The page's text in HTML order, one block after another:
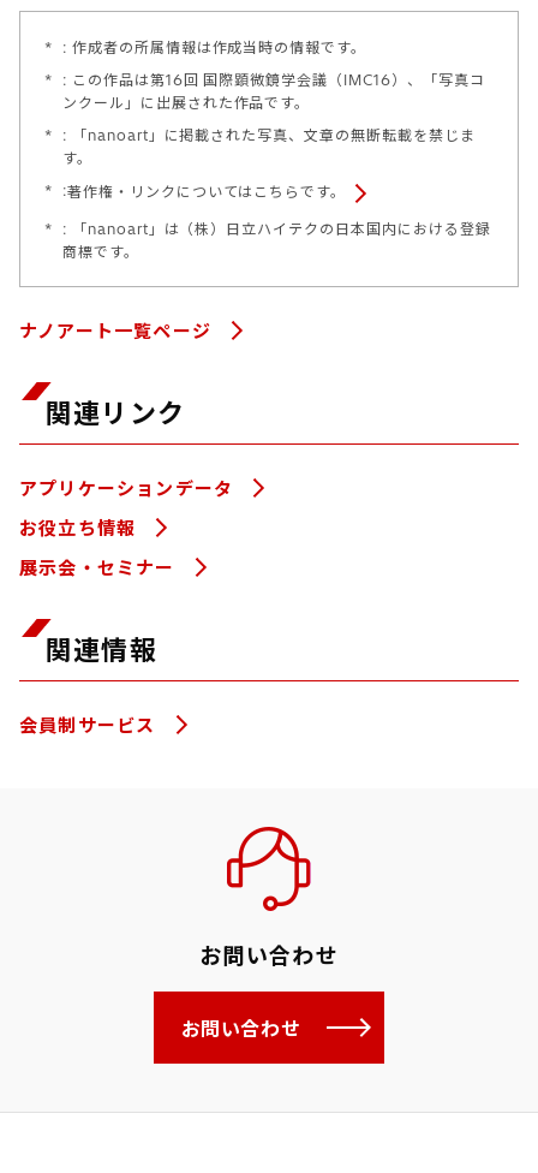
*
: 作成者の所属情報は作成当時の情報です。
*
: この作品は第16回 国際顕微鏡学会議（IMC16）、「写真コ
ンクール」に出展された作品です。
*
: 「nanoart」に掲載された写真、文章の無断転載を禁じま
す。
*
:著作権・リンクについてはこちらです。
*
: 「nanoart」は（株）日立ハイテクの日本国内における登録
商標です。
ナノアート一覧ページ
関連リンク
アプリケーションデータ
お役立ち情報
展示会・セミナー
関連情報
会員制サービス
お問い合わせ
お問い合わせ